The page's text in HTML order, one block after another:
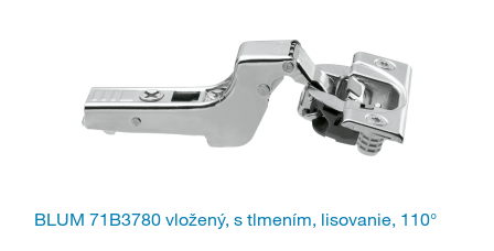
BLUM 71B3780 vložený, s tlmením, lisovanie, 110°